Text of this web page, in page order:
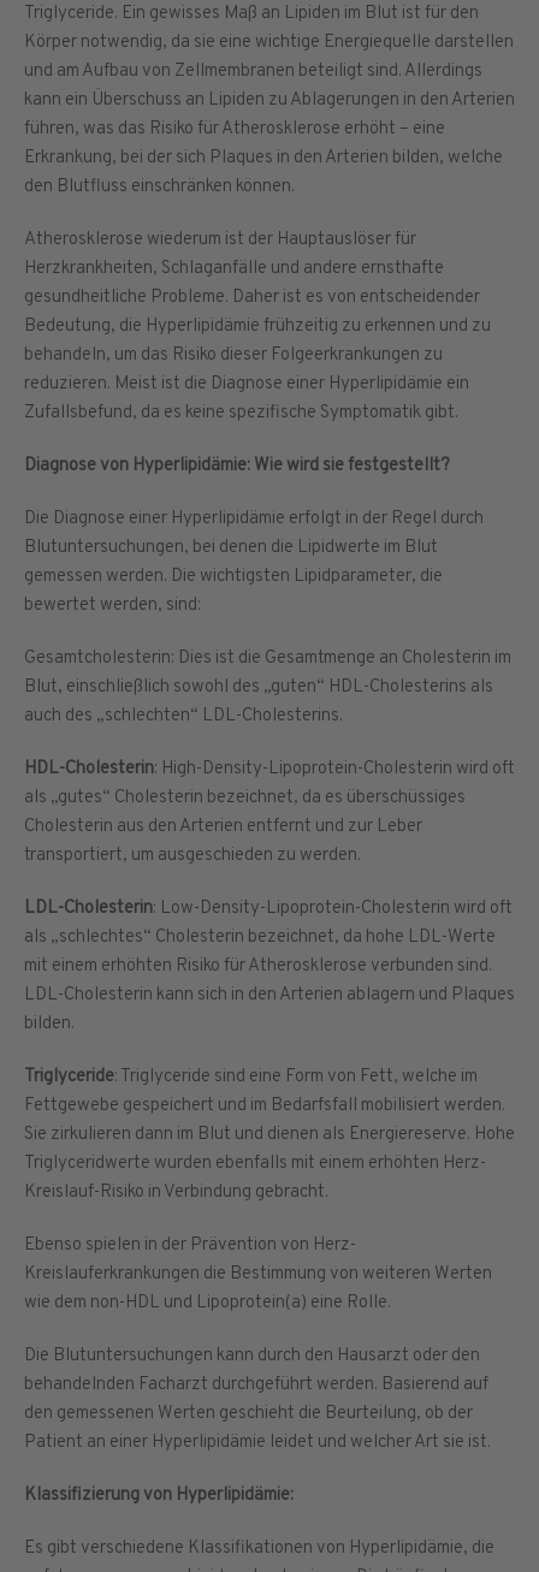
Triglyceride. Ein gewisses Maß an Lipiden im Blut ist für den
Körper notwendig, da sie eine wichtige Energiequelle darstellen
und am Aufbau von Zellmembranen beteiligt sind. Allerdings
kann ein Überschuss an Lipiden zu Ablagerungen in den Arterien
führen, was das Risiko für Atherosklerose erhöht – eine
Erkrankung, bei der sich Plaques in den Arterien bilden, welche
den Blutfluss einschränken können.
Atherosklerose wiederum ist der Hauptauslöser für
Herzkrankheiten, Schlaganfälle und andere ernsthafte
gesundheitliche Probleme. Daher ist es von entscheidender
Bedeutung, die Hyperlipidämie frühzeitig zu erkennen und zu
behandeln, um das Risiko dieser Folgeerkrankungen zu
reduzieren. Meist ist die Diagnose einer Hyperlipidämie ein
Zufallsbefund, da es keine spezifische Symptomatik gibt.
Diagnose von Hyperlipidämie: Wie wird sie festgestellt?
Die Diagnose einer Hyperlipidämie erfolgt in der Regel durch
Blutuntersuchungen, bei denen die Lipidwerte im Blut
gemessen werden. Die wichtigsten Lipidparameter, die
bewertet werden, sind:
Gesamtcholesterin: Dies ist die Gesamtmenge an Cholesterin im
Blut, einschließlich sowohl des „guten“ HDL-Cholesterins als
auch des „schlechten“ LDL-Cholesterins.
HDL-Cholesterin: High-Density-Lipoprotein-Cholesterin wird oft
als „gutes“ Cholesterin bezeichnet, da es überschüssiges
Cholesterin aus den Arterien entfernt und zur Leber
transportiert, um ausgeschieden zu werden.
LDL-Cholesterin: Low-Density-Lipoprotein-Cholesterin wird oft
als „schlechtes“ Cholesterin bezeichnet, da hohe LDL-Werte
mit einem erhöhten Risiko für Atherosklerose verbunden sind.
LDL-Cholesterin kann sich in den Arterien ablagern und Plaques
bilden.
Triglyceride: Triglyceride sind eine Form von Fett, welche im
Fettgewebe gespeichert und im Bedarfsfall mobilisiert werden.
Sie zirkulieren dann im Blut und dienen als Energiereserve. Hohe
Triglyceridwerte wurden ebenfalls mit einem erhöhten Herz-
Kreislauf-Risiko in Verbindung gebracht.
Ebenso spielen in der Prävention von Herz-
Kreislauferkrankungen die Bestimmung von weiteren Werten
wie dem non-HDL und Lipoprotein(a) eine Rolle.
Die Blutuntersuchungen kann durch den Hausarzt oder den
behandelnden Facharzt durchgeführt werden. Basierend auf
den gemessenen Werten geschieht die Beurteilung, ob der
Patient an einer Hyperlipidämie leidet und welcher Art sie ist.
Klassifizierung von Hyperlipidämie:
Es gibt verschiedene Klassifikationen von Hyperlipidämie, die